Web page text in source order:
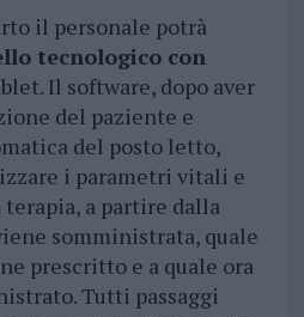
il personale potrà
tecnologico con
Il software, dopo aver
del paziente e
del posto letto,
i parametri vitali e
a partire dalla
somministrata, quale
prescritto e a quale ora
Tutti passaggi